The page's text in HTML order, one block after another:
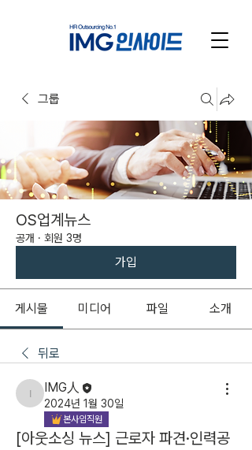
그룹
OS업계뉴스
공개 · 회원 3명
가입
게시물 미디어 파일 소개
뒤로
IMG人
IMG人
2024년 1월 30일
본사임직원
[아웃소싱 뉴스] 근로자 파견·인력공